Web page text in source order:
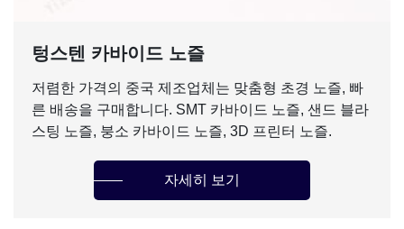
텅스텐 카바이드 노즐
저렴한 가격의 중국 제조업체는 맞춤형 초경 노즐, 빠
른 배송을 구매합니다. SMT 카바이드 노즐, 샌드 블라
스팅 노즐, 붕소 카바이드 노즐, 3D 프린터 노즐.
자세히 보기